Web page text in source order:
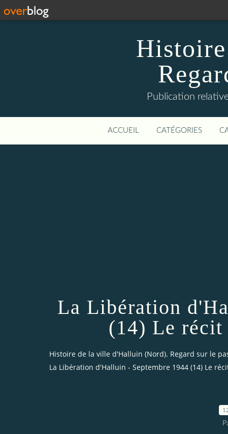
Publication
ACCUEIL CATÉGORIES
La Libération
(14) Le
Histoire de la ville d'Halluin (Nord). Regard sur le
La Libération d'Halluin - Septembre 1944 (14) Le